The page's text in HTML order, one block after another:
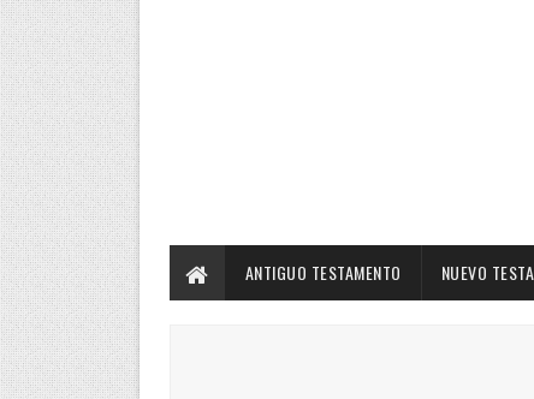
ANTIGUO TESTAMENTO NUEVO